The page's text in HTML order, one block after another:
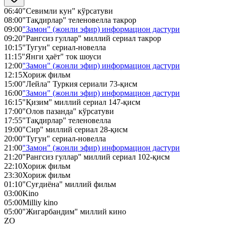
06:40"Севимли кун" кўрсатуви
08:00"Тақдирлар" теленовелла такрор
09:00"Замон" (жонли эфир) информацион дастури
09:20"Рангсиз гуллар" миллий сериал такрор
10:15"Тугун" сериал-новелла
11:15"Янги ҳаёт" ток шоуси
12:00"Замон" (жонли эфир) информацион дастури
12:15Хориж фильм
15:00"Лейла" Туркия сериали 73-қисм
16:00"Замон" (жонли эфир) информацион дастури
16:15"Қизим" миллий сериал 147-қисм
17:00"Олов пазанда" кўрсатуви
17:55"Тақдирлар" теленовелла
19:00"Сир" миллий сериал 28-қисм
20:00"Тугун" сериал-новелла
21:00"Замон" (жонли эфир) информацион дастури
21:20"Рангсиз гуллар" миллий сериал 102-қисм
22:10Хориж фильм
23:30Хориж фильм
01:10"Суғдиёна" миллий фильм
03:00Kino
05:00Milliy kino
05:00"Жигарбандим" миллий кино
ZO